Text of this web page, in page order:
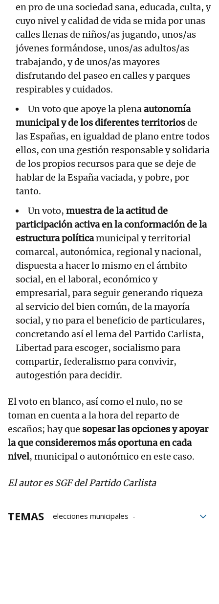
en pro de una sociedad sana, educada, culta, y
cuyo nivel y calidad de vida se mida por unas
calles llenas de niños/as jugando, unos/as
jóvenes formándose, unos/as adultos/as
trabajando, y de unos/as mayores
disfrutando del paseo en calles y parques
respirables y cuidados.
Un voto que apoye la plenaautonomía
municipal y de los diferentes territoriosde
las Españas, en igualdad de plano entre todos
ellos, con una gestión responsable y solidaria
de los propios recursos para que se deje de
hablar de la España vaciada, y pobre, por
tanto.
Un voto, muestra de la actitud de
participación activa en la conformación de la
estructura políticamunicipal y territorial
comarcal, autonómica, regional y nacional,
dispuesta a hacer lo mismo en el ámbito
social, en el laboral, económico y
empresarial, para seguir generando riqueza
al servicio del bien común, de la mayoría
social, y no para el beneficio de particulares,
concretando así el lema del Partido Carlista,
Libertad para escoger, socialismo para
compartir, federalismo para convivir,
autogestión para decidir.
El voto en blanco, así como el nulo, no se
toman en cuenta a la hora del reparto de
escaños; hay que sopesar las opciones y apoyar
la que consideremos más oportuna en cada
nivel, municipal o autonómico en este caso.
El autor es SGF del Partido Carlista
TEMAS
elecciones municipales